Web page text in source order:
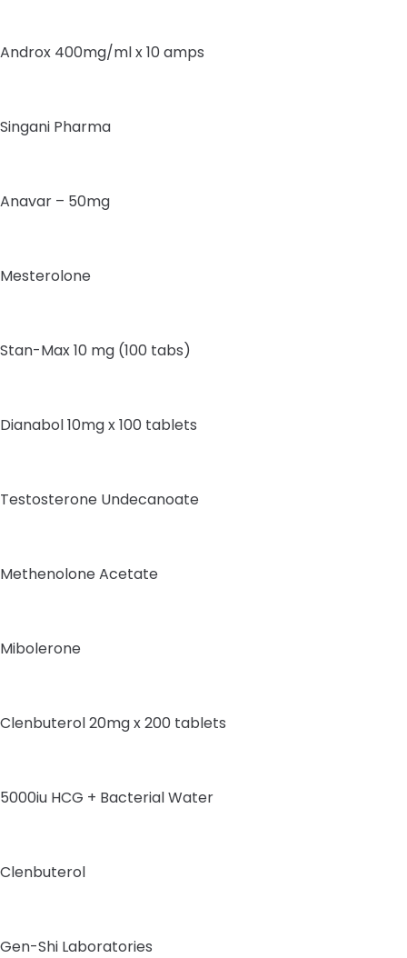
Androx 400mg/ml x 10 amps
Singani Pharma
Anavar – 50mg
Mesterolone
Stan-Max 10 mg (100 tabs)
Dianabol 10mg x 100 tablets
Testosterone Undecanoate
Methenolone Acetate
Mibolerone
Clenbuterol 20mg x 200 tablets
5000iu HCG + Bacterial Water
Clenbuterol
Gen-Shi Laboratories